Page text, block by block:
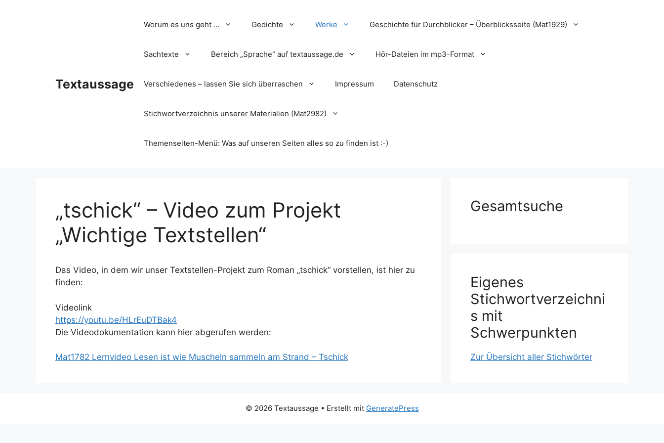
Textaussage
Worum es uns geht … Gedichte Werke Geschichte für Durchblicker – Überblicksseite (Mat1929)
Sachtexte Bereich „Sprache“ auf textaussage.de Hör-Dateien im mp3-Format
Verschiedenes – lassen Sie sich überraschen Impressum Datenschutz
Stichwortverzeichnis unserer Materialien (Mat2982)
Themenseiten-Menü: Was auf unseren Seiten alles so zu finden ist :-)
„tschick“ – Video zum Projekt
„Wichtige Textstellen“
Das Video, in dem wir unser Textstellen-Projekt zum Roman „tschick“ vorstellen, ist hier zu
finden:
Videolink
https://youtu.be/HLrEuDTBak4
Die Videodokumentation kann hier abgerufen werden:
Mat1782 Lernvideo Lesen ist wie Muscheln sammeln am Strand – Tschick
Gesamtsuche
Eigenes
Stichwortverzeichni
s mit
Schwerpunkten
Zur Übersicht aller Stichwörter
© 2026 Textaussage • Erstellt mit GeneratePress